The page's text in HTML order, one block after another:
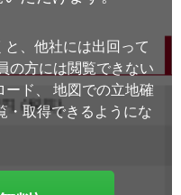
、他社には出回って
の方には閲覧できない
ド、
地図での立地確
・取得できるようにな